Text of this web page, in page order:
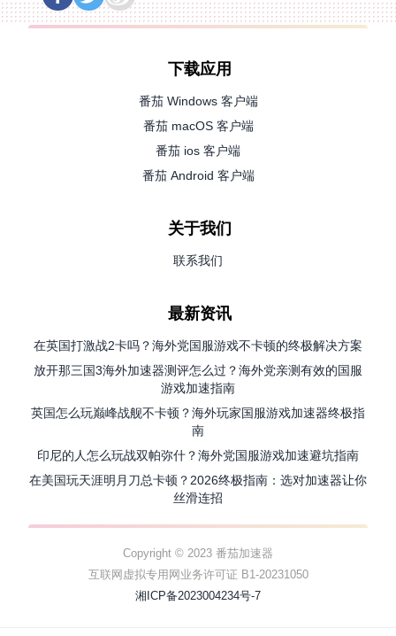
下载应用
番茄 Windows 客户端
番茄 macOS 客户端
番茄 ios 客户端
番茄 Android 客户端
关于我们
联系我们
最新资讯
在英国打激战2卡吗？海外党国服游戏不卡顿的终极解决方案
放开那三国3海外加速器测评怎么过？海外党亲测有效的国服
游戏加速指南
英国怎么玩巅峰战舰不卡顿？海外玩家国服游戏加速器终极指
南
印尼的人怎么玩战双帕弥什？海外党国服游戏加速避坑指南
在美国玩天涯明月刀总卡顿？2026终极指南：选对加速器让你
丝滑连招
Copyright © 2023 番茄加速器
互联网虚拟专用网业务许可证 B1-20231050
湘ICP备2023004234号-7